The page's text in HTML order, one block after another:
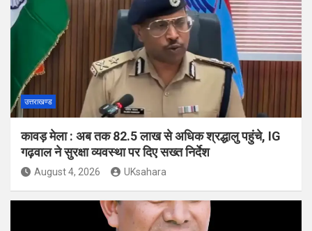
उत्तराखण्ड
कावड़ मेला : अब तक 82.5 लाख से अधिक श्रद्धालु पहुंचे, IG
गढ़वाल ने सुरक्षा व्यवस्था पर दिए सख्त निर्देश
August 4, 2026 UKsahara